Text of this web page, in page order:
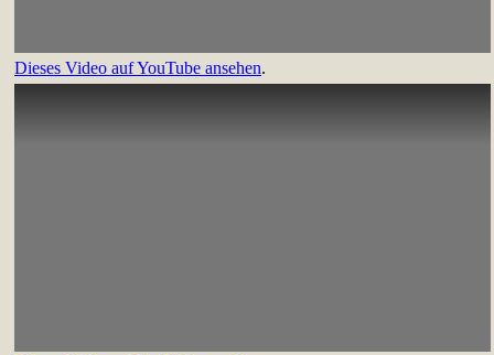
Dieses Video auf YouTube ansehen.